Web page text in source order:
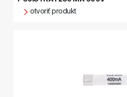
otvoriť produkt